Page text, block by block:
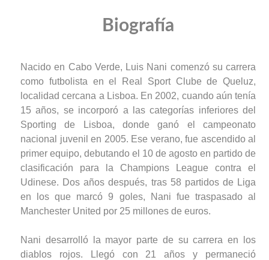
Biografía
Nacido en Cabo Verde, Luis Nani comenzó su carrera
como futbolista en el Real Sport Clube de Queluz,
localidad cercana a Lisboa. En 2002, cuando aún tenía
15 años, se incorporó a las categorías inferiores del
Sporting de Lisboa, donde ganó el campeonato
nacional juvenil en 2005. Ese verano, fue ascendido al
primer equipo, debutando el 10 de agosto en partido de
clasificación para la Champions League contra el
Udinese. Dos años después, tras 58 partidos de Liga
en los que marcó 9 goles, Nani fue traspasado al
Manchester United por 25 millones de euros.
Nani desarrolló la mayor parte de su carrera en los
diablos rojos. Llegó con 21 años y permaneció